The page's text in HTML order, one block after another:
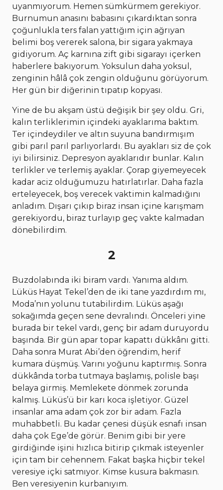
uyanmıyorum. Hemen sümkürmem gerekiyor.
Burnumun anasını babasını çıkardıktan sonra
çoğunlukla ters falan yattığım için ağrıyan
belimi boş vererek salona, bir sigara yakmaya
gidiyorum. Aç karnına zift gibi sigarayı içerken
haberlere bakıyorum. Yoksulun daha yoksul,
zenginin hâlâ çok zengin olduğunu görüyorum.
Her gün bir diğerinin tıpatıp kopyası.
Yine de bu akşam üstü değişik bir şey oldu. Gri,
kalın terliklerimin içindeki ayaklarıma baktım.
Ter içindeydiler ve altın suyuna bandırmışım
gibi parıl parıl parlıyorlardı. Bu ayakları siz de çok
iyi bilirsiniz. Depresyon ayaklarıdır bunlar. Kalın
terlikler ve terlemiş ayaklar. Çorap giyemeyecek
kadar aciz olduğumuzu hatırlatırlar. Daha fazla
erteleyecek, boş verecek vaktimin kalmadığını
anladım. Dışarı çıkıp biraz insan içine karışmam
gerekiyordu, biraz turlayıp geç vakte kalmadan
dönebilirdim.
2
Buzdolabında iki biram vardı. Yanıma aldım.
Lüküs Hayat Tekel’den de iki tane yazdırdım mı,
Moda’nın yolunu tutabilirdim. Lüküs aşağı
sokağımda geçen sene devralındı. Önceleri yine
burada bir tekel vardı, genç bir adam duruyordu
başında. Bir gün apar topar kapattı dükkânı gitti.
Daha sonra Murat Abi’den öğrendim, herif
kumara düşmüş. Varını yoğunu kaptırmış. Sonra
dükkânda torba tutmaya başlamış, polisle başı
belaya girmiş. Memlekete dönmek zorunda
kalmış. Lüküs’ü bir karı koca işletiyor. Güzel
insanlar ama adam çok zor bir adam. Fazla
muhabbetli. Bu kadar çenesi düşük esnafı insan
daha çok Ege’de görür. Benim gibi bir yere
girdiğinde işini hızlıca bitirip çıkmak isteyenler
için tam bir cehennem. Fakat başka hiçbir tekel
veresiye içki satmıyor. Kimse kusura bakmasın.
Ben veresiyenin kurbanıyım.